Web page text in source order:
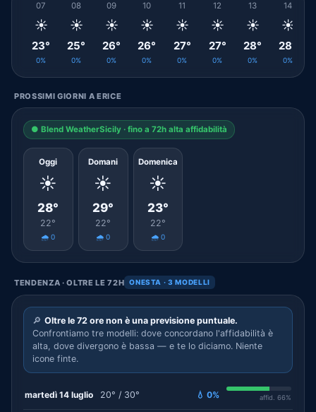
07
☀️
23°
0%
08
☀️
25°
0%
09
☀️
26°
0%
10
☀️
26°
0%
11
☀️
27°
0%
12
☀️
27°
0%
13
☀️
28°
0%
14
☀️
28°
0%
PROSSIMI GIORNI A ERICE
● Blend WeatherSicily · fino a 72h alta affidabilità
Oggi
☀️
28°
22°
🌧️ 0
Domani
☀️
29°
22°
🌧️ 0
Domenica
☀️
23°
22°
🌧️ 0
TENDENZA · OLTRE LE 72H ONESTA · 3 MODELLI
🔎 Oltre le 72 ore non è una previsione puntuale.
Confrontiamo tre modelli: dove concordano l'affidabilità è
alta, dove divergono è bassa — e te lo diciamo. Niente
icone finte.
martedì 14 luglio 20° / 30° 💧 0% affid. 66%